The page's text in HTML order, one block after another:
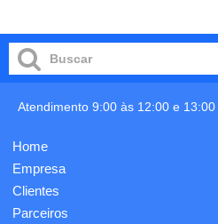
e
recuse
os
inoxidável
especial
para
alimentação,
livre de
ou todo
Parte
lisa
Atendimento 9:00 às 12:00 e
Home
Empresa
Clientes
Parceiros